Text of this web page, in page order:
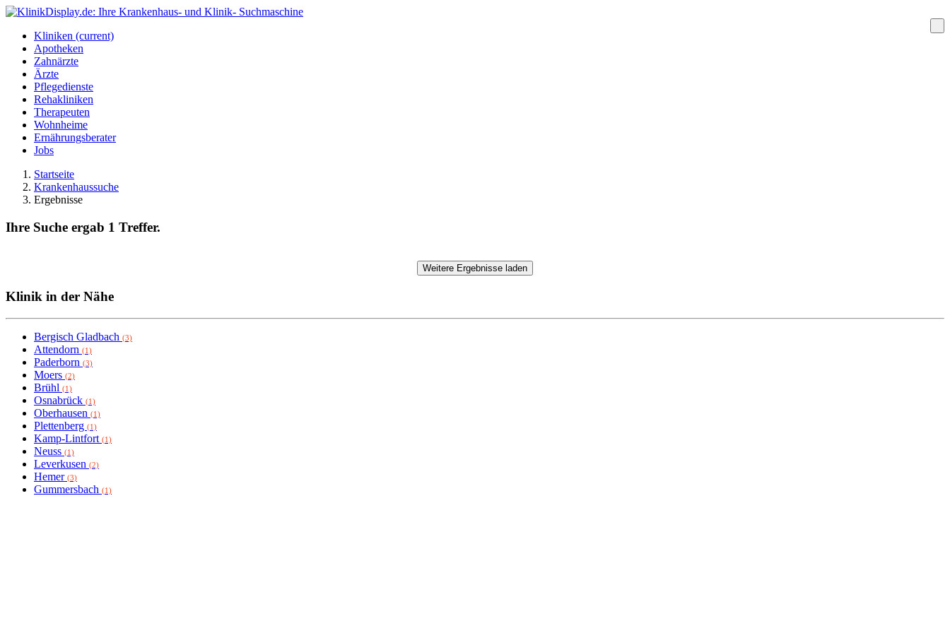
Kliniken (current)
Apotheken
Zahnärzte
Ärzte
Pflegedienste
Rehakliniken
Therapeuten
Wohnheime
Ernährungsberater
Jobs
Startseite
Krankenhaussuche
Ergebnisse
Ihre Suche ergab 1 Treffer.
Weitere Ergebnisse laden
Klinik in der Nähe
Bergisch Gladbach (3)
Attendorn (1)
Paderborn (3)
Moers (2)
Brühl (1)
Osnabrück (1)
Oberhausen (1)
Plettenberg (1)
Kamp-Lintfort (1)
Neuss (1)
Leverkusen (2)
Hemer (3)
Gummersbach (1)